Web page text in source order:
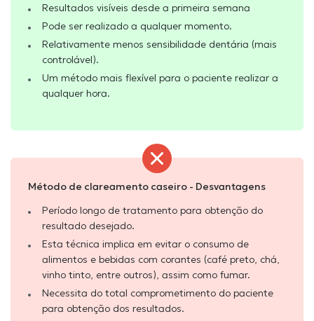
Resultados visíveis desde a primeira semana
Pode ser realizado a qualquer momento.
Relativamente menos sensibilidade dentária (mais
controlável).
Um método mais flexível para o paciente realizar a
qualquer hora.
Método de clareamento caseiro - Desvantagens
Período longo de tratamento para obtenção do
resultado desejado.
Esta técnica implica em evitar o consumo de
alimentos e bebidas com corantes (café preto, chá,
vinho tinto, entre outros), assim como fumar.
Necessita do total comprometimento do paciente
para obtenção dos resultados.